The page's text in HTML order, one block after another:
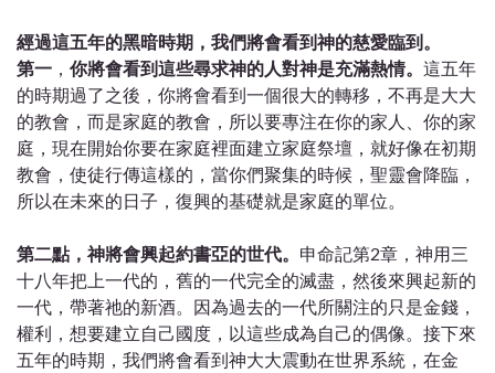
經過這五年的黑暗時期，我們將會看到神的慈愛臨到。
第一
你將會看到這些尋求神的人對神是充滿熱情。 這五年
的時期過了之後，你將會看到一個很大的轉移，不再是大大
的教會，而是家庭的教會，所以要專注在你的家人、你的家
庭，現在開始你要在家庭裡面建立家庭祭壇，就好像在初期
教會，使徒行傳這樣的，當你們聚集的時候，聖靈會降臨，
所以在未來的日子，復興的基礎就是家庭的單位。
第二點，神將會興起約書亞的世代。 申命記第2章，神用三
十八年把上一代的，舊的一代完全的滅盡，然後來興起新的
一代，帶著祂的新酒。因為過去的一代所關注的只是金錢，
權利，想要建立自己國度，以這些成為自己的偶像。接下來
五年的時期，我們將會看到神大大震動在世界系統，在金